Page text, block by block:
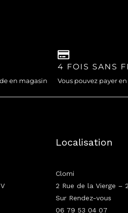
en magasin
4 FOIS SANS
Vous pouvez payer en
Localisation
Clomi
2 Rue de la Vierge –
Sur Rendez-vous
06 79 53 04 07